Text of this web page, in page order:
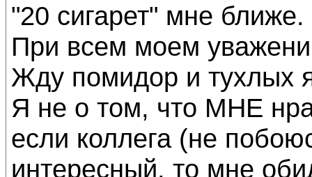
"20 сигарет" мне ближе.
При всем моем
Жду помидор и тухлых
Я не о том, что МНЕ
если коллега (не
интересный, то мне